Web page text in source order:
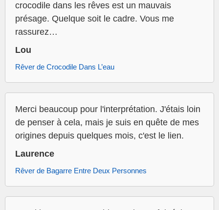
crocodile dans les rêves est un mauvais
présage. Quelque soit le cadre. Vous me
rassurez…
Lou
Rêver de Crocodile Dans L’eau
Merci beaucoup pour l'interprétation. J'étais loin
de penser à cela, mais je suis en quête de mes
origines depuis quelques mois, c'est le lien.
Laurence
Rêver de Bagarre Entre Deux Personnes